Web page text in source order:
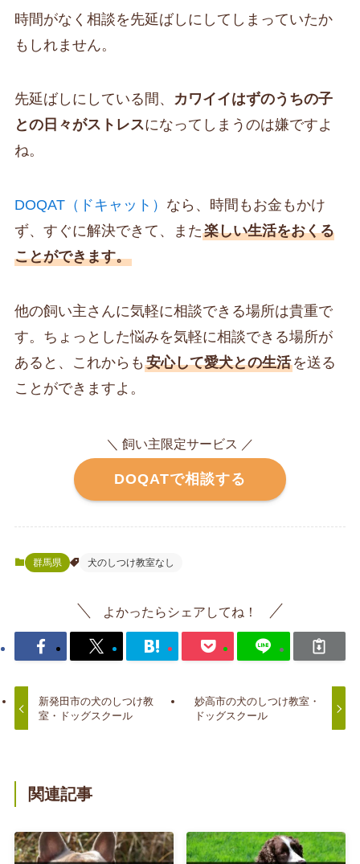
時間がなく相談を先延ばしにしてしまっていたか
もしれません。
先延ばしにしている間、
カワイイはずのうちの子
との日々がストレスになってしまうのは嫌ですよ
ね。
DOQAT（ドキャット） なら、時間もお金もかけ
ず、すぐに解決できて、また楽しい生活をおくる
ことができます。
他の飼い主さんに気軽に相談できる場所は貴重で
す。ちょっとした悩みを気軽に相談できる場所が
あると、これからも 安心して愛犬との生活を送る
ことができますよ。
＼ 飼い主限定サービス ／
DOQATで相談する
群馬県 犬のしつけ教室なし
よかったらシェアしてね！
新発田市の犬のしつけ教
室・ドッグスクール
妙高市の犬のしつけ教室・
ドッグスクール
関連記事